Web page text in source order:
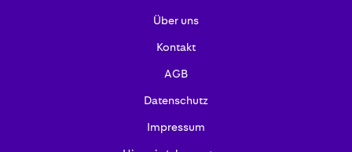
Über uns
Kontakt
AGB
Datenschutz
Impressum